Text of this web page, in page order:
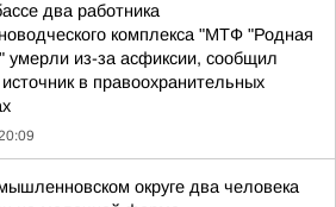
два работника
комплекса "МТФ "Родная
умерли из-за асфиксии, сообщил
в правоохранительных
округе два человека